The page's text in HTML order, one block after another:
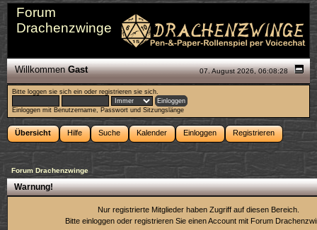
Forum
Drachenzwinge
07. August 2026, 06:08:28
WillkommenGast
Bitte loggen sie sich ein oderregistrieren sie sich.
Einloggen mit Benutzername, Passwort und Sitzungslänge
Übersicht Hilfe Suche Kalender Einloggen Registrieren
Forum Drachenzwinge
Warnung!
Nur registrierte Mitglieder haben Zugriff auf diesen Bereich.
Bitte einloggen oder registrieren Sie einen Account mit Forum